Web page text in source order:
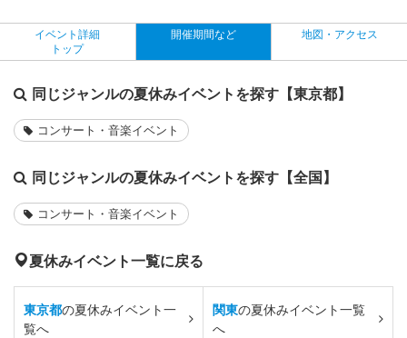
イベント詳細
トップ
開催期間など 地図・アクセス
同じジャンルの夏休みイベントを探す【東京都】
コンサート・音楽イベント
同じジャンルの夏休みイベントを探す【全国】
コンサート・音楽イベント
夏休みイベント一覧に戻る
東京都の夏休みイベント一
覧へ
関東の夏休みイベント一覧
へ